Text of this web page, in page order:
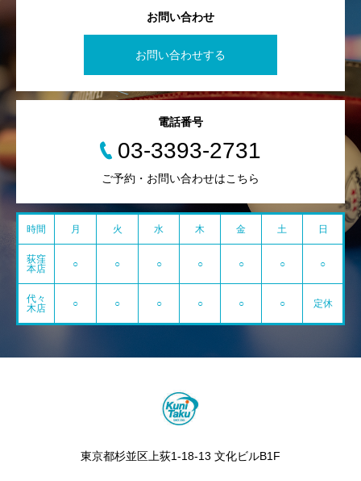
お問い合わせ
お問い合わせする
電話番号
03-3393-2731
ご予約・お問い合わせはこちら
時間 月 火 水 木 金 土 日
荻窪
本店
○ ○ ○ ○ ○ ○ ○
代々
木店
○ ○ ○ ○ ○ ○ 定休
東京都杉並区上荻1-18-13 文化ビルB1F